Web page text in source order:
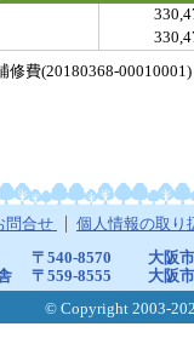
費(20180368-00010001)
問合せ 個人情報の取り
〒540-8570
大阪
〒559-8555
大阪
© Copyright 2003-